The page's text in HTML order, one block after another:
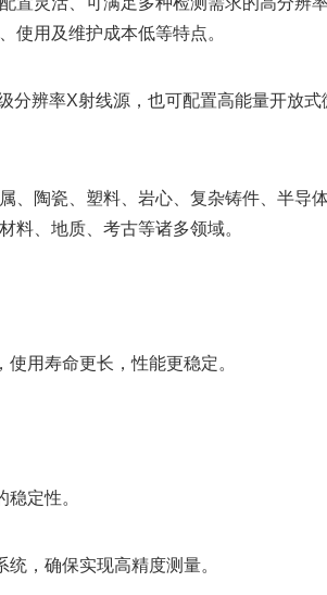
使用及维护成本低等特点。
分辨率X射线源，也可配置高能量开放
、陶瓷、塑料、岩心、复杂铸件、半导
料、地质、考古等诸多领域。
用寿命更长，性能更稳定。
定性。
，确保实现高精度测量。